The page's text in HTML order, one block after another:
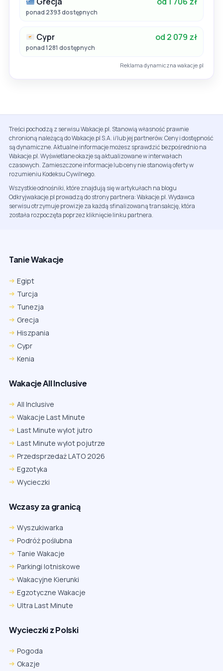
ponad 2393 dostępnych
Cypr od 2 079 zł
ponad 1281 dostępnych
Reklama dynamiczna wakacje.pl
Treści pochodzą z serwisu Wakacje.pl. Stanowią własność prawnie
chronioną należącą do Wakacje.pl S.A. i/lub jej partnerów. Ceny i dostępność
są dynamiczne. Aktualne informacje możesz sprawdzić bezpośrednio na
Wakacje.pl. Wyświetlane okazje są aktualizowane w interwałach
czasowych. Zamieszczone informacje lub ceny nie stanowią oferty w
rozumieniu Kodeksu Cywilnego.
Wszystkie odnośniki, które znajdują się w artykułach na blogu
Odkryjwakacje.pl prowadzą do strony partnera: Wakacje.pl. Wydawca
serwisu otrzymuje prowizje za każdą sfinalizowaną transakcję, która
została rozpoczęta poprzez kliknięcie linku partnera.
Tanie Wakacje
Egipt
Turcja
Tunezja
Grecja
Hiszpania
Cypr
Kenia
Wakacje All Inclusive
All Inclusive
Wakacje Last Minute
Last Minute wylot jutro
Last Minute wylot pojutrze
Przedsprzedaż LATO 2026
Egzotyka
Wycieczki
Wczasy za granicą
Wyszukiwarka
Podróż poślubna
Tanie Wakacje
Parkingi lotniskowe
Wakacyjne Kierunki
Egzotyczne Wakacje
Ultra Last Minute
Wycieczki z Polski
Pogoda
Okazje